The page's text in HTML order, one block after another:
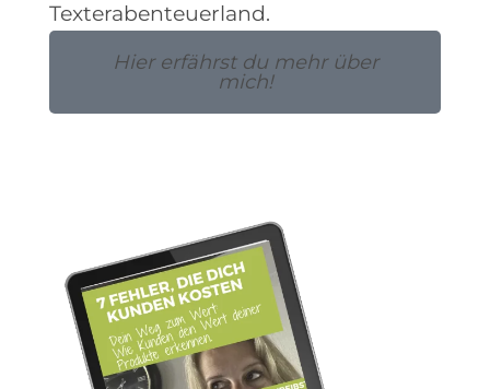
Texterabenteuerland.
Hier erfährst du mehr über
mich!